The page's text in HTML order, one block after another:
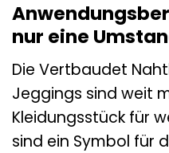
nur eine
Die Vertbaudet
Jeggings sind weit
Kleidungsstück für
sind ein Symbol für